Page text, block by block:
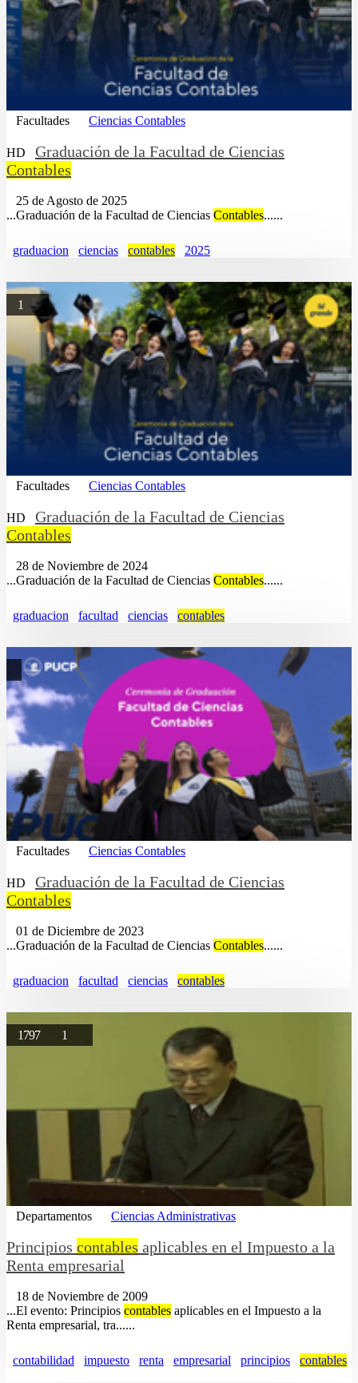
Facultades Ciencias Contables
HD
Graduación de la Facultad de Ciencias
Contables
25 de Agosto de 2025
...Graduación de la Facultad de Ciencias Contables......
graduacion ciencias contables 2025
1
Facultades Ciencias Contables
HD
Graduación de la Facultad de Ciencias
Contables
28 de Noviembre de 2024
...Graduación de la Facultad de Ciencias Contables......
graduacion facultad ciencias contables
Facultades Ciencias Contables
HD
Graduación de la Facultad de Ciencias
Contables
01 de Diciembre de 2023
...Graduación de la Facultad de Ciencias Contables......
graduacion facultad ciencias contables
1797 1
Departamentos Ciencias Administrativas
Principios contables aplicables en el Impuesto a la
Renta empresarial
18 de Noviembre de 2009
...El evento: Principios contables aplicables en el Impuesto a la
Renta empresarial, tra......
contabilidad impuesto renta empresarial principios contables